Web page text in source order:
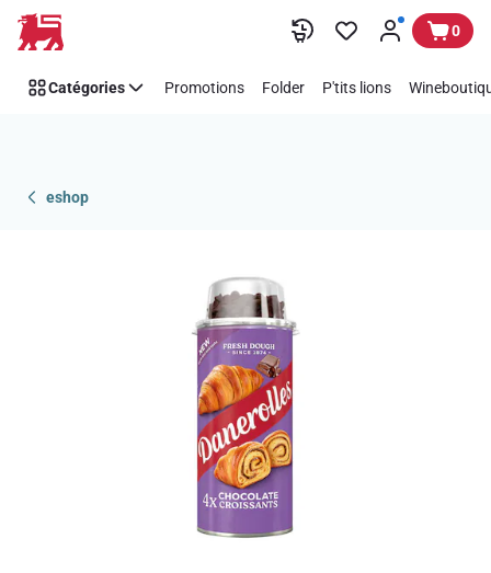
Passer 0
Catégories Promotions Folder P'tits lions
eshop